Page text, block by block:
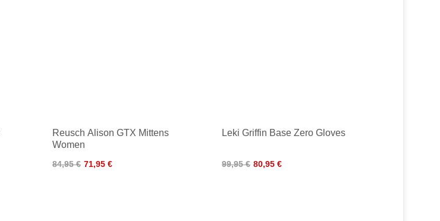
Reusch Alison GTX Mittens
Women
84,95 € 71,95 €
Leki Griffin Base Zero Gloves
99,95 € 80,95 €